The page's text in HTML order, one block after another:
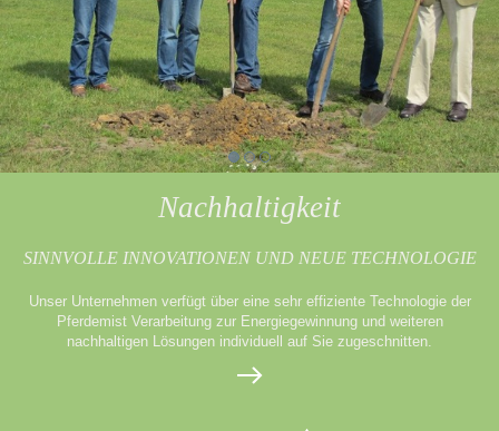
Nachhaltigkeit
SINNVOLLE INNOVATIONEN UND NEUE TECHNOLOGIE
Unser Unternehmen verfügt über eine sehr effiziente Technologie der
Pferdemist Verarbeitung zur Energiegewinnung und weiteren
nachhaltigen Lösungen individuell auf Sie zugeschnitten.